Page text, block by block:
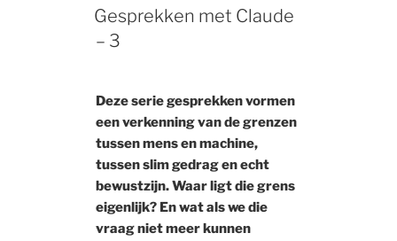
ON
Gesprekken met Claude
– 3
Deze serie gesprekken vormen
een verkenning van de grenzen
tussen mens en machine,
tussen slim gedrag en echt
bewustzijn. Waar ligt die grens
eigenlijk? En wat als we die
vraag niet meer kunnen